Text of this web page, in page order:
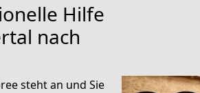
Hilfe
nach
steht an und Sie